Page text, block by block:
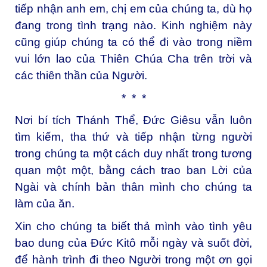
tiếp nhận anh em, chị em của chúng ta, dù họ
đang trong tình trạng nào. Kinh nghiệm này
cũng giúp chúng ta có thể đi vào trong niềm
vui lớn lao của Thiên Chúa Cha trên trời và
các thiên thần của Người.
* * *
Nơi bí tích Thánh Thể, Đức Giêsu vẫn luôn
tìm kiếm, tha thứ và tiếp nhận từng người
trong chúng ta một cách duy nhất trong tương
quan một một, bằng cách trao ban Lời của
Ngài và chính bản thân mình cho chúng ta
làm của ăn.
Xin cho chúng ta biết thả mình vào tình yêu
bao dung của Đức Kitô mỗi ngày và suốt đời,
để hành trình đi theo Người trong một ơn gọi